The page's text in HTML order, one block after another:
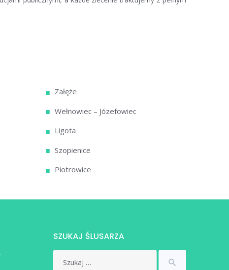
Załęże
Wełnowiec – Józefowiec
Ligota
Szopienice
Piotrowice
SZUKAJ ŚLUSARZA
search